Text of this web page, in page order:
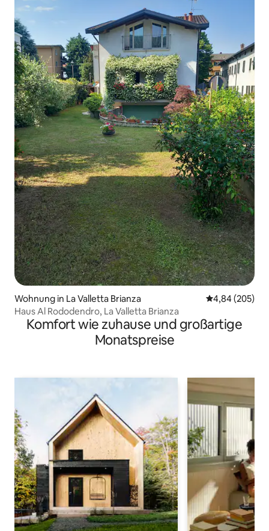
Wohnung in La Valletta Brianza
4,84 (205)
Haus Al Rododendro, La Valletta Brianza
Komfort wie zuhause und großartige
Monatspreise